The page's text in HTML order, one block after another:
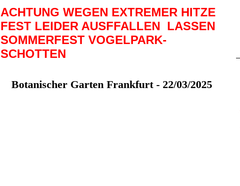
ACHTUNG WEGEN EXTREMER HITZE
FEST LEIDER AUSFFALLEN LASSEN
SOMMERFEST VOGELPARK-
SCHOTTEN
Botanischer Garten Frankfurt - 22/03/2025